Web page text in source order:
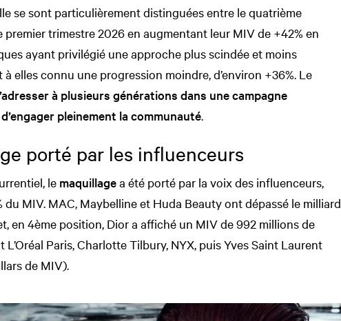
se sont particulièrement distinguées entre le quatrième
premier trimestre 2026 en augmentant leur MIV de +42% en
ayant privilégié une approche plus scindée et moins
elles connu une progression moindre, d’environ +36%. Le
à plusieurs générations dans une campagne
pleinement la communauté
porté par les influenceurs
le maquillagea été porté par la voix des influenceurs,
du MIV. MAC, Maybelline et Huda Beauty ont dépassé le milliard
en 4ème position, Dior a affiché un MIV de 992 millions de
L’Oréal Paris, Charlotte Tilbury, NYX, puis Yves Saint Laurent
de MIV).